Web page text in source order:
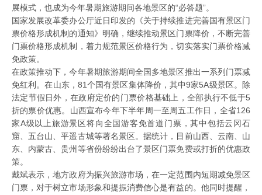
展模式，也成为今年暑期旅游期间各地景区的“必答题”。
国家发展改革委办公厅近日印发的《关于持续推进完善国有景区门
票价格形成机制的通知》明确，继续推动景区门票降价，不断完善
门票价格形成机制，着力规范景区价格行为，切实落实门票价格减
免政策。
在政策推动下，今年暑期旅游期间全国多地景区推出一系列门票减
免红利。在山东，81个国有景区集体降价，其中9家5A级景区。除
法定节假日外，在政府定价的门票价格基础上，全部执行不低于5
折的票价优惠。山西宣布今年下半年周一至周五工作日，全省126
家A级以上旅游景区将向全国游客免首道门票，其中包括云冈石
窟、五台山、平遥古城等著名景区。据统计，目前山西、云南、山
东、内蒙古、贵州等省份纷纷出台了景区门票免费或打折的优惠政
策。
戴斌表示，地方政府为振兴旅游市场，在一定范围内短期减免景区
门票，对于树立市场形象和提振消费信心是有益的。他同时提醒，